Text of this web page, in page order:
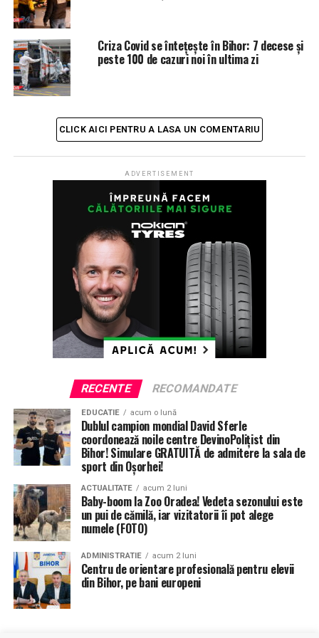
Criza Covid se întețește în Bihor: 7 decese și
peste 100 de cazuri noi în ultima zi
CLICK AICI PENTRU A LASA UN COMENTARIU
ADVERTISEMENT
RECENTE RECOMANDATE
EDUCATIE acum o lună
Dublul campion mondial David Sferle
coordonează noile centre DevinoPolițist din
Bihor! Simulare GRATUITĂ de admitere la sala de
sport din Oșorhei!
ACTUALITATE acum 2 luni
Baby-boom la Zoo Oradea! Vedeta sezonului este
un pui de cămilă, iar vizitatorii îi pot alege
numele (FOTO)
ADMINISTRATIE acum 2 luni
Centru de orientare profesională pentru elevii
din Bihor, pe bani europeni